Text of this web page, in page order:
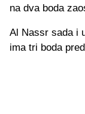
na dva boda
Al Nassr sada i
ima tri boda